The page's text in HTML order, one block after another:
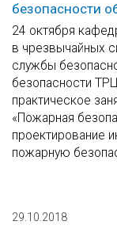
безопасности
24 октября
в чрезвычайных
службы
безопасности
практическое
«Пожарная
проектирование
пожарную
29.10.2018